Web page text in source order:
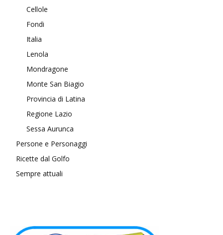
Cellole
Fondi
Italia
Lenola
Mondragone
Monte San Biagio
Provincia di Latina
Regione Lazio
Sessa Aurunca
Persone e Personaggi
Ricette dal Golfo
Sempre attuali